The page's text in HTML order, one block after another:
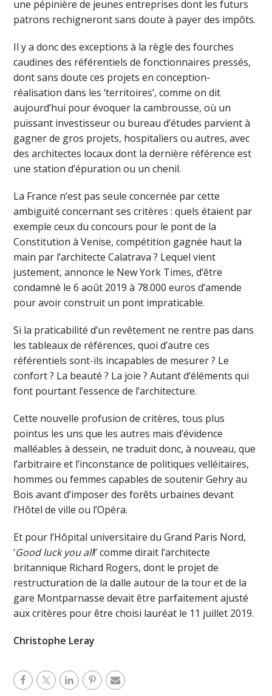
une pépinière de jeunes entreprises dont les futurs
patrons rechigneront sans doute à payer des impôts.
Il y a donc des exceptions à la règle des fourches
caudines des référentiels de fonctionnaires pressés,
dont sans doute ces projets en conception-
réalisation dans les ‘territoires’, comme on dit
aujourd’hui pour évoquer la cambrousse, où un
puissant investisseur ou bureau d’études parvient à
gagner de gros projets, hospitaliers ou autres, avec
des architectes locaux dont la dernière référence est
une station d’épuration ou un chenil.
La France n’est pas seule concernée par cette
ambiguïté concernant ses critères : quels étaient par
exemple ceux du concours pour le pont de la
Constitution à Venise, compétition gagnée haut la
main par l’architecte Calatrava ? Lequel vient
justement, annonce le New York Times, d’être
condamné le 6 août 2019 à 78.000 euros d’amende
pour avoir construit un pont impraticable.
Si la praticabilité d’un revêtement ne rentre pas dans
les tableaux de références, quoi d’autre ces
référentiels sont-ils incapables de mesurer ? Le
confort ? La beauté ? La joie ? Autant d’éléments qui
font pourtant l’essence de l’architecture.
Cette nouvelle profusion de critères, tous plus
pointus les uns que les autres mais d’évidence
malléables à dessein, ne traduit donc, à nouveau, que
l’arbitraire et l’inconstance de politiques velléitaires,
hommes ou femmes capables de soutenir Gehry au
Bois avant d’imposer des forêts urbaines devant
l’Hôtel de ville ou l’Opéra.
Et pour l’Hôpital universitaire du Grand Paris Nord,
‘Good luck you all!’ comme dirait l’architecte
britannique Richard Rogers, dont le projet de
restructuration de la dalle autour de la tour et de la
gare Montparnasse devait être parfaitement ajusté
aux critères pour être choisi lauréat le 11 juillet 2019.
Christophe Leray